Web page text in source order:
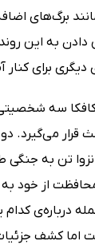
برگ‌های
دادن به این
برای کنار
سه
قرار می‌گیرد.
تن به جنگی
از خود به
درباره‌ی
اما کشف